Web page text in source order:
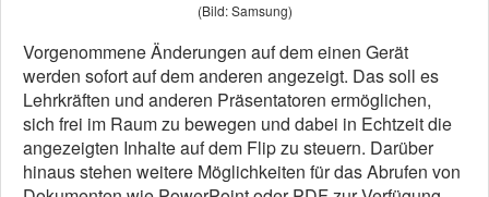
(Bild: Samsung)
Vorgenommene Änderungen auf dem einen Gerät
werden sofort auf dem anderen angezeigt. Das soll es
Lehrkräften und anderen Präsentatoren ermöglichen,
sich frei im Raum zu bewegen und dabei in Echtzeit die
angezeigten Inhalte auf dem Flip zu steuern. Darüber
hinaus stehen weitere Möglichkeiten für das Abrufen von